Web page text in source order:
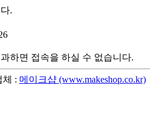
.
하면 접속을 하실 수 없습니다.
체 : 메이크샵 (www.makeshop.co.kr)